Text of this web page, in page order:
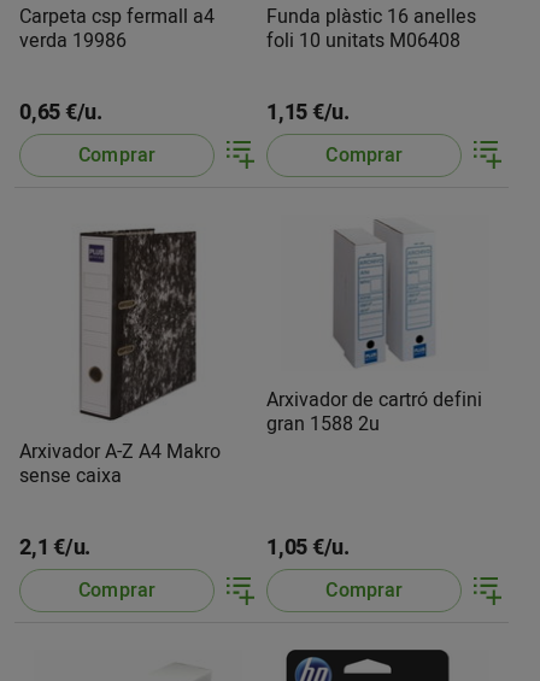
Carpeta csp fermall a4
verda 19986
0,65 €/u.
Comprar
Funda plàstic 16 anelles
foli 10 unitats M06408
1,15 €/u.
Comprar
Arxivador A-Z A4 Makro
sense caixa
2,1 €/u.
Comprar
Arxivador de cartró defini
gran 1588 2u
1,05 €/u.
Comprar